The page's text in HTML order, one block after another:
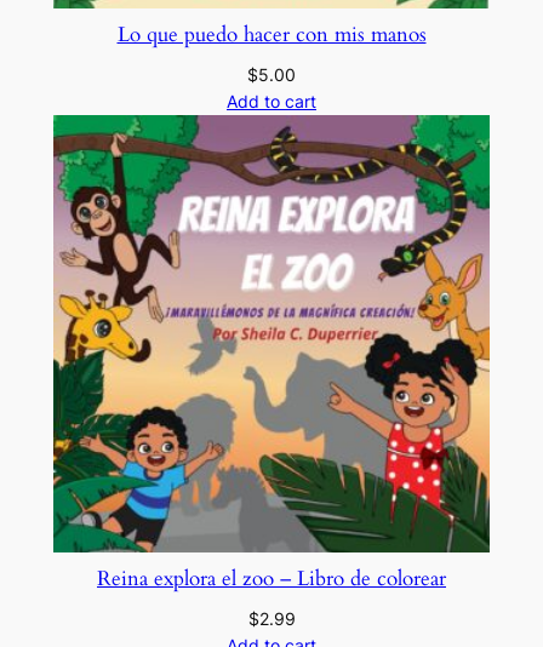
Lo que puedo hacer con mis manos
$5.00
Add to cart
Reina explora el zoo – Libro de colorear
$2.99